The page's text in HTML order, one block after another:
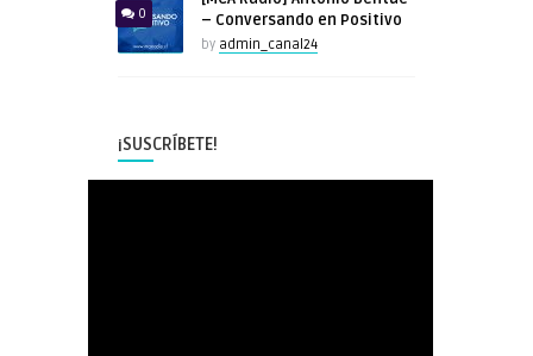
0
– Conversando en Positivo
by admin_canal24
¡SUSCRÍBETE!